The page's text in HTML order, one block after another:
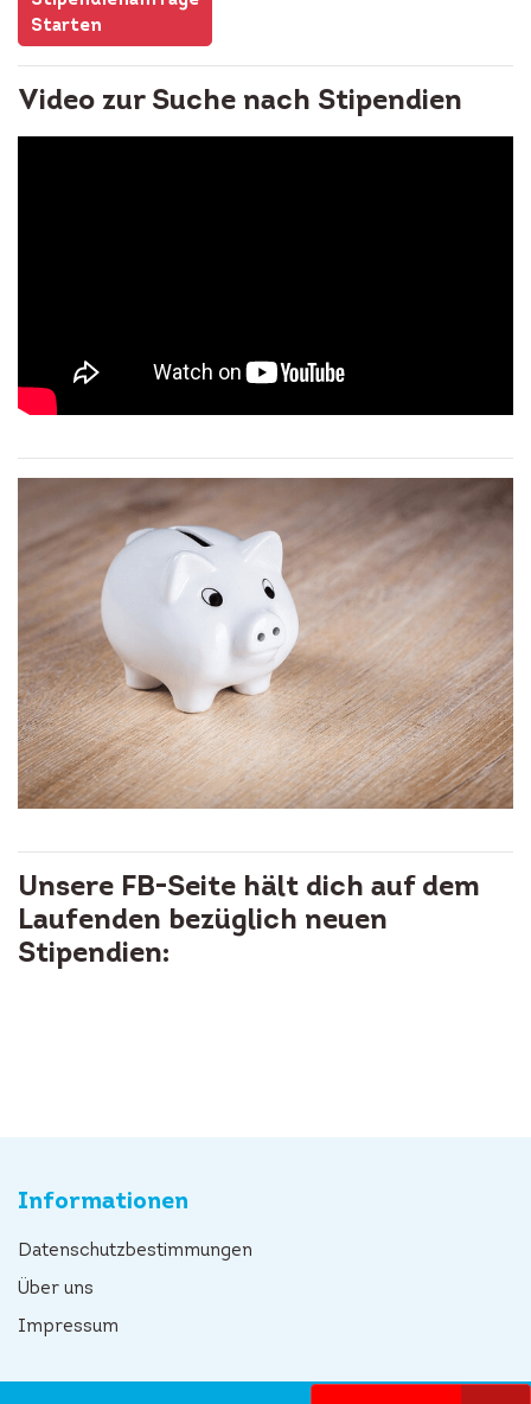
Starten
Video zur Suche nach Stipendien
Unsere FB-Seite hält dich auf dem
Laufenden bezüglich neuen
Stipendien:
Informationen
Datenschutzbestimmungen
Über uns
Impressum